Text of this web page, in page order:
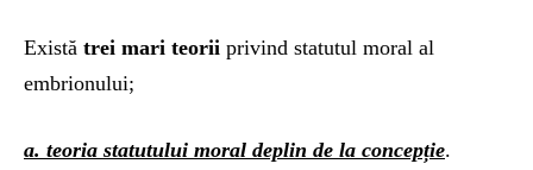
Există trei mari teorii privind statutul moral al
embrionului;
a. teoria statutului moral deplin de la concepție.